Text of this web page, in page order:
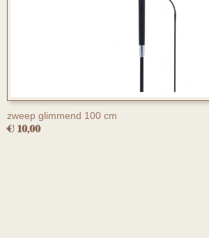
zweep glimmend 100 cm
€ 10,00